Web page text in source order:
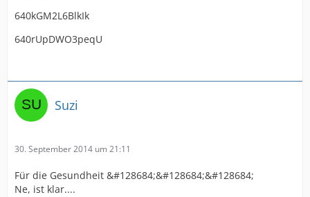
640kGM2L6BlkIk
640rUpDWO3peqU
Suzi
30. September 2014 um 21:11
Für die Gesundheit &#128684;&#128684;&#128684;
Ne, ist klar....